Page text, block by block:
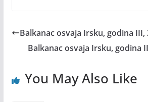
Balkanac osvaja Irsku, godina III,
Balkanac osvaja Irsku, godina
You May Also Like